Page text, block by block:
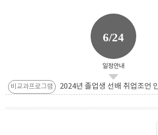
6/24
일정안내
비교과프로그램 2024년 졸업생 선배 취업조언